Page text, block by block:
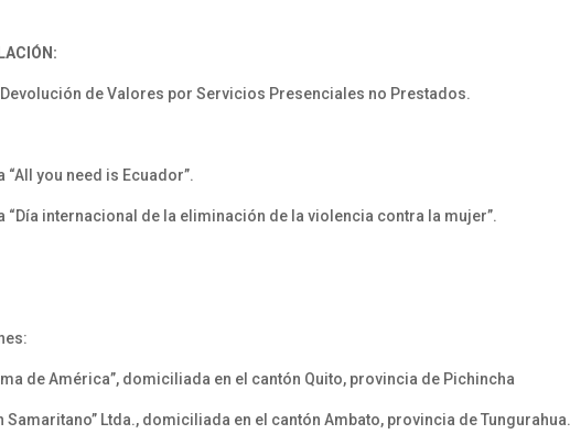
de Valores por Servicios Presenciales no Prestados.
you need is Ecuador”.
internacional de la eliminación de la violencia contra la mujer”.
de América”, domiciliada en el cantón Quito, provincia de Pichincha
Ltda., domiciliada en el cantón Ambato, provincia de Tungurahua.